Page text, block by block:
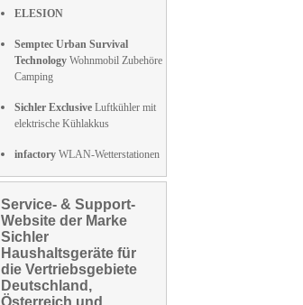
ELESION
Semptec Urban Survival
Technology Wohnmobil Zubehöre
Camping
Sichler Exclusive Luftkühler mit
elektrische Kühlakkus
infactory WLAN-Wetterstationen
Service- & Support-
Website der Marke
Sichler
Haushaltsgeräte für
die Vertriebsgebiete
Deutschland,
Österreich und